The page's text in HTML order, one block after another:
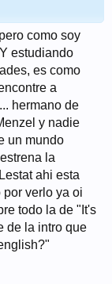
como soy
estudiando
es como
a
hermano de
y nadie
un mundo
la
ahi esta
por verlo ya oi
todo la de "It's
de la intro que